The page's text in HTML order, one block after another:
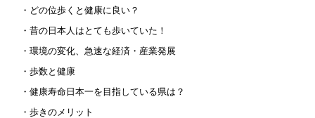
・どの位歩くと健康に良い？
・昔の日本人はとても歩いていた！
・環境の変化、急速な経済・産業発展
・歩数と健康
・健康寿命日本一を目指している県は？
・歩きのメリット